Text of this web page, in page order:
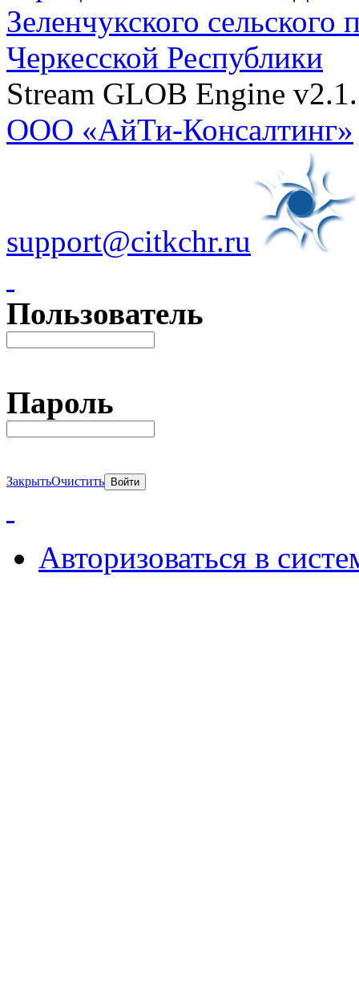
Зеленчукского сельского
Черкесской Республики
Stream GLOB Engine v2.1.
ООО «АйТи-Консалтинг»
support@citkchr.ru
Пользователь
Пароль
ЗакрытьОчистить
Авторизоваться в